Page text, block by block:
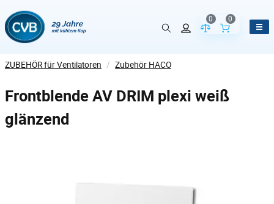
Vergleich der
0
Inhalt des
0
ZUBEHÖR für Ventilatoren / Zubehör HACO
Frontblende AV DRIM plexi weiß
glänzend